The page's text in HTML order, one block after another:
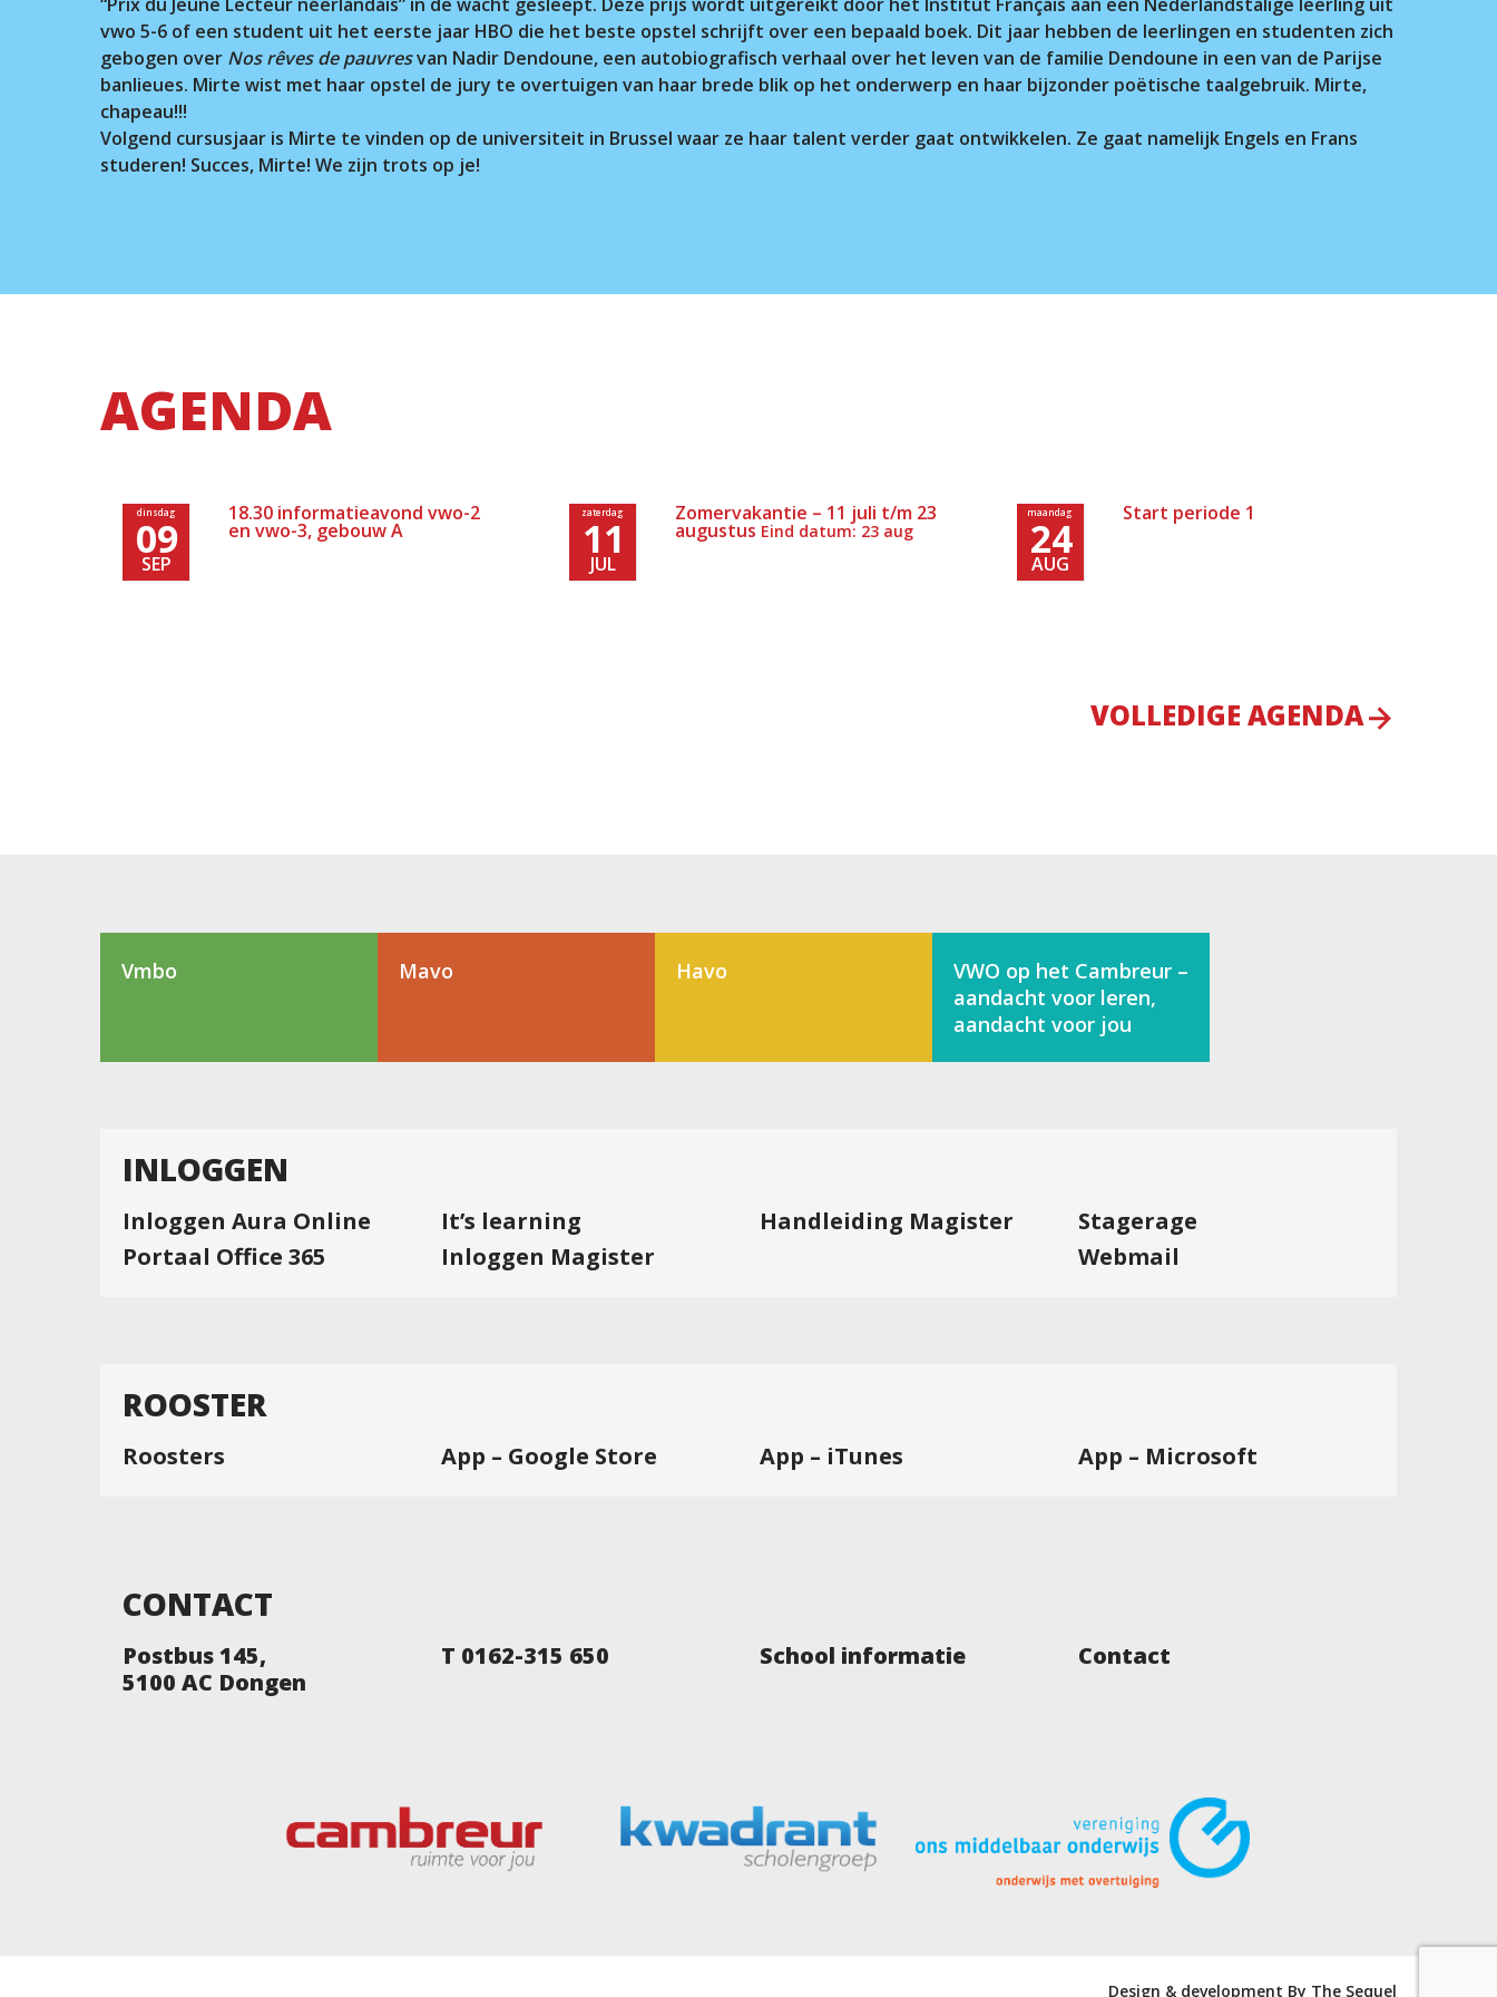
vwo 5-6 of een student uit het eerste jaar HBO die het beste opstel schrijft over een bepaald boek. Dit jaar hebben de leerlingen en studenten zich
gebogen over Nos rêves de pauvresvan Nadir Dendoune, een autobiografisch verhaal over het leven van de familie Dendoune in een van de Parijse
banlieues. Mirte wist met haar opstel de jury te overtuigen van haar brede blik op het onderwerp en haar bijzonder poëtische taalgebruik. Mirte,
chapeau!!!
Volgend cursusjaar is Mirte te vinden op de universiteit in Brussel waar ze haar talent verder gaat ontwikkelen. Ze gaat namelijk Engels en Frans
studeren! Succes, Mirte! We zijn trots op je!
AGENDA
dinsdag
09
SEP
18.30 informatieavond vwo-2
en vwo-3, gebouw A
zaterdag
11
JUL
Zomervakantie – 11 juli t/m 23
augustus Eind datum: 23 aug
maandag
24
AUG
Start periode 1
VOLLEDIGE AGENDA
Vmbo Mavo Havo
VWO op het Cambreur –
aandacht voor leren,
aandacht voor jou
INLOGGEN
Inloggen Aura Online
It’s learning
Inloggen Magister
Handleiding Magister
Stagerage
Webmail
Portaal Office 365
ROOSTER
Roosters App – Google Store App – iTunes App – Microsoft
CONTACT
Postbus 145,
5100 AC Dongen
T 0162-315 650 School informatie Contact
Design & development By The Sequel